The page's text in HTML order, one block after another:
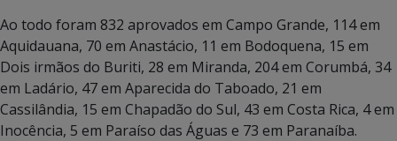
Ao todo foram 832 aprovados em Campo Grande, 114 em
Aquidauana, 70 em Anastácio, 11 em Bodoquena, 15 em
Dois irmãos do Buriti, 28 em Miranda, 204 em Corumbá, 34
em Ladário, 47 em Aparecida do Taboado, 21 em
Cassilândia, 15 em Chapadão do Sul, 43 em Costa Rica, 4 em
Inocência, 5 em Paraíso das Águas e 73 em Paranaíba.